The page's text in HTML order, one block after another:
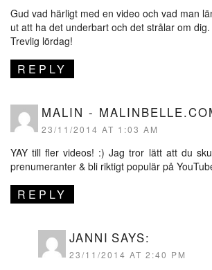
Gud vad härligt med en video och vad man
ut att ha det underbart och det strålar om dig.
Trevlig lördag!
REPLY
MALIN -
23/11/2014 AT 1:03 AM
YAY till fler videos! :) Jag tror lätt att du
prenumeranter & bli riktigt populär på
REPLY
JANNI SAYS:
23/11/2014 AT 2:40 PM